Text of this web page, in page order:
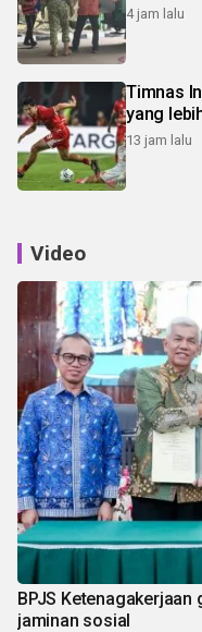
4 jam lalu
Timnas
yang
13 jam lalu
Video
BPJS
jaminan sosial